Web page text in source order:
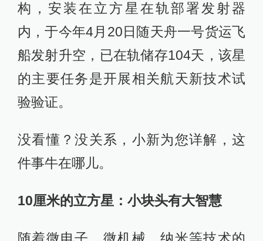
构，安装在立方星在轨部署发射器
内，于今年4月20日随天舟一号货运飞
船发射升空，已在轨储存104天，该星
的主要任务是开展相关航天新技术试
验验证。
没看懂？没关系，小新为您详解，这
件事牛在哪儿。
10厘米的立方星：小块头有大智慧
随着微电子、微机械、纳米等技术的